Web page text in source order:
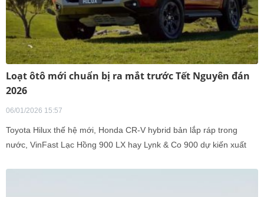
Loạt ôtô mới chuẩn bị ra mắt trước Tết Nguyên đán
2026
06/01/2026 15:57
Toyota Hilux thế hệ mới, Honda CR-V hybrid bản lắp ráp trong
nước, VinFast Lạc Hồng 900 LX hay Lynk & Co 900 dự kiến xuất